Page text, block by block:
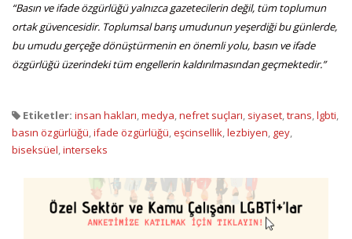
“Basın ve ifade özgürlüğü yalnızca gazetecilerin değil, tüm toplumun
ortak güvencesidir. Toplumsal barış umudunun yeşerdiği bu günlerde,
bu umudu gerçeğe dönüştürmenin en önemli yolu, basın ve ifade
özgürlüğü üzerindeki tüm engellerin kaldırılmasından geçmektedir.”
Etiketler: insan hakları,medya,nefret suçları, siyaset,trans,lgbti,
basın özgürlüğü,ifade özgürlüğü,eşcinsellik,lezbiyen, gey,
biseksüel,interseks